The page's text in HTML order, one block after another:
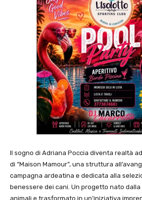
Il sogno di Adriana Poccia diventa realtà
di “Maison Mamour”, una struttura
campagna ardeatina e dedicata alla
benessere dei cani. Un progetto nato dalla
animali e trasformato in un’iniziativa